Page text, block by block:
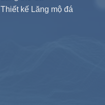
Thiết kế Lăng mộ đá